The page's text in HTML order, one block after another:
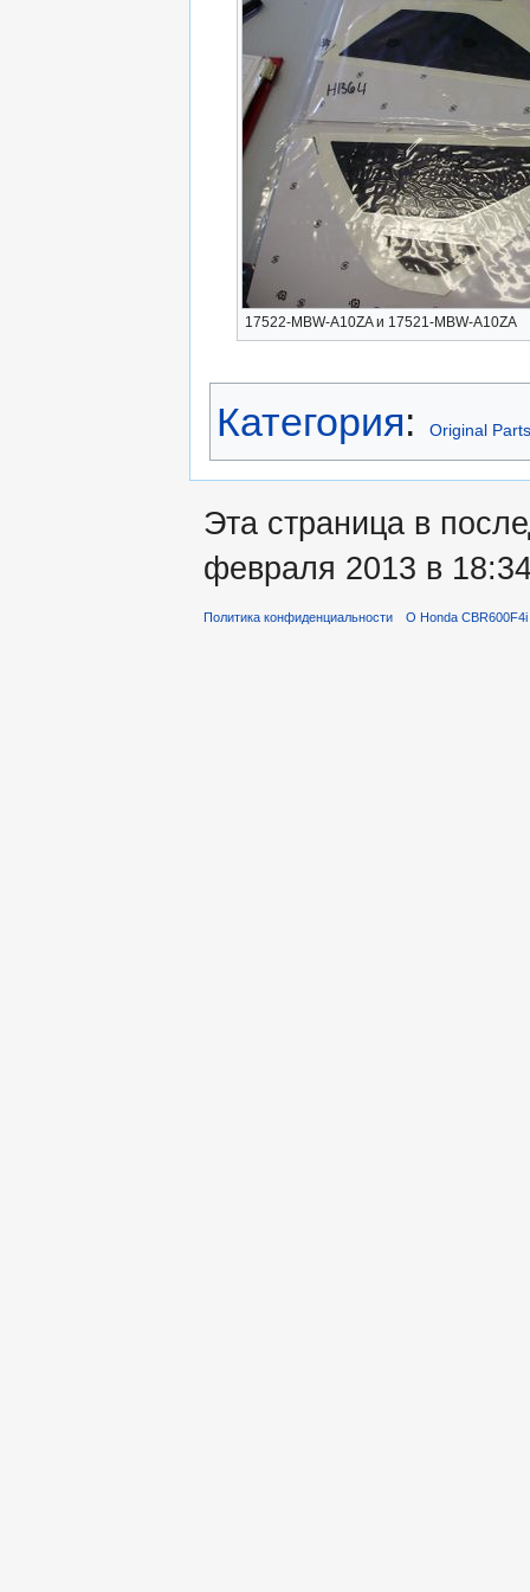
17522-MBW-A10ZA и 17521-MBW-A10ZA
Категория: Original
Эта страница в
февраля 2013 в
Политика конфиденциальности О Honda CBR600F4i